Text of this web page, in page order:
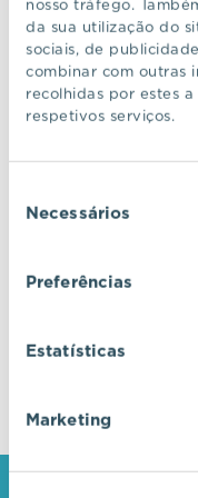
nosso tráfego.
da sua utilização do
sociais, de
combinar com outras
recolhidas por estes
respetivos serviços.
deNecessários
Preferências
Estatísticas
Marketing
CONTINUAR A
Descubra
excelência,
fundem com a